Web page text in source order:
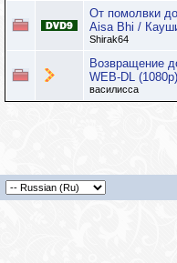
От помолвки
Aisa Bhi /
Shirak64
Возвращение
WEB-DL
василисса